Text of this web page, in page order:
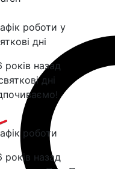
роботи у
дні
років назад
дні
роботи
років назад